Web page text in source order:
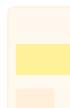
क्षेत्रीय समझ और अनुभव को दर्शाता है. मुख्य
पत्रकारिता निम्नलिखित
है :- राज्य राजनीति और
विश्लेषणात्मक कवरेज. सामाजिक मुद्दे : आम जनता से जुड़े सामाजिक मुद्दों, जनकल्याण